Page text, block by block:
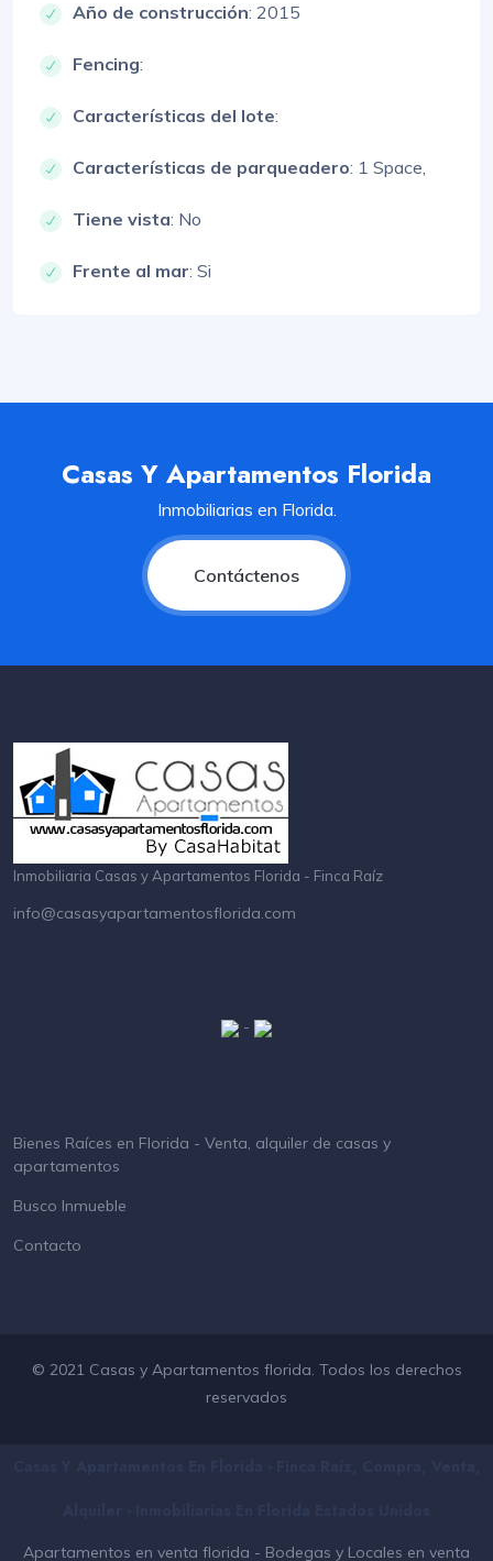
Año de construcción: 2015
Fencing:
Características del lote:
Características de parqueadero: 1 Space,
Tiene vista: No
Frente al mar: Si
Casas Y Apartamentos Florida
Inmobiliarias en Florida.
Contáctenos
Inmobiliaria Casas y Apartamentos Florida - Finca Raíz
info@casasyapartamentosflorida.com
-
Bienes Raíces en Florida - Venta, alquiler de casas y
apartamentos
Busco Inmueble
Contacto
© 2021 Casas y Apartamentos florida. Todos los derechos
reservados
Apartamentos en venta florida - Bodegas y Locales en venta